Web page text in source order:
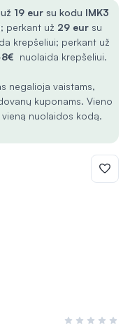
Įvertinimas 0
19 eur su kodu IMK3
perkant už 29 eur su
krepšeliui; perkant už
8€ nuolaida krepšeliui.
negalioja vaistams,
kuponams. Vieno
nuolaidos kodą.